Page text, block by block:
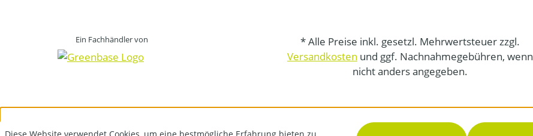
Ein Fachhändler von
* Alle Preise inkl. gesetzl. Mehrwertsteuer zzgl.
Versandkosten und ggf. Nachnahmegebühren, wenn
nicht anders angegeben.